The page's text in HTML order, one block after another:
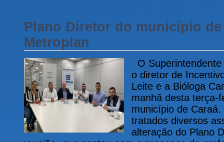
Plano Diretor do município
Metroplan
O
o diretor de
Leite e a Bióloga
manhã desta terça-
município de
tratados diversos
alteração do Plano